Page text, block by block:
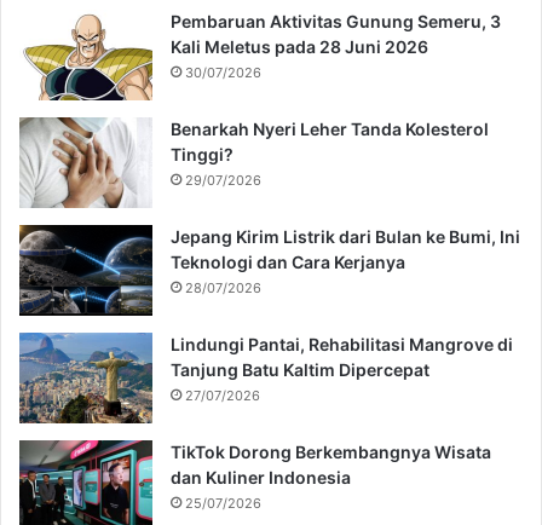
Pembaruan Aktivitas Gunung Semeru, 3
Kali Meletus pada 28 Juni 2026
30/07/2026
Benarkah Nyeri Leher Tanda Kolesterol
Tinggi?
29/07/2026
Jepang Kirim Listrik dari Bulan ke Bumi, Ini
Teknologi dan Cara Kerjanya
28/07/2026
Lindungi Pantai, Rehabilitasi Mangrove di
Tanjung Batu Kaltim Dipercepat
27/07/2026
TikTok Dorong Berkembangnya Wisata
dan Kuliner Indonesia
25/07/2026